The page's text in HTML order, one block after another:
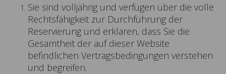
Sie sind volljährig und verfügen über die volle
Rechtsfähigkeit zur Durchführung der
Reservierung und erklären, dass Sie die
Gesamtheit der auf dieser Website
befindlichen Vertragsbedingungen verstehen
und begreifen.